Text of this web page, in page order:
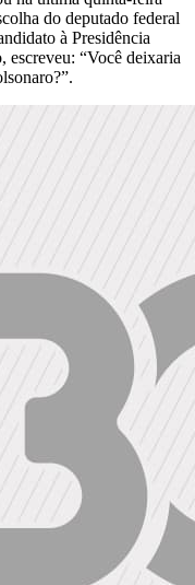
do deputado federal
à Presidência
“Você deixaria